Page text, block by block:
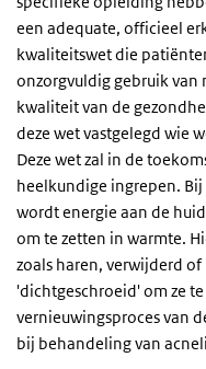
een adequate, officieel
kwaliteitswet die
onzorgvuldig gebruik van
kwaliteit van de
deze wet vastgelegd wie
Deze wet zal in de
heelkundige ingrepen.
wordt energie aan de
om te zetten in warmte.
zoals haren, verwijderd
'dichtgeschroeid' om ze
vernieuwingsproces van
bij behandeling van